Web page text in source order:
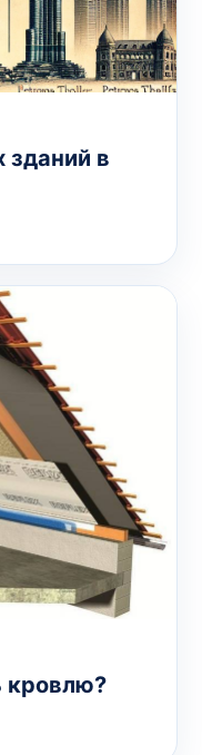
зданий в
кровлю?